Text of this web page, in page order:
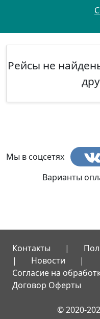
Рейсы не
Мы в соцсетях
Варианты
Контакты |
|
Новости
|
Согласие на
Договор Оферты
© 2020-